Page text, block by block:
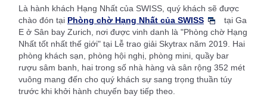
Là hành khách Hạng Nhất của SWISS, quý khách sẽ được
chào đón tại Phòng chờ Hạng Nhất của SWISS
tại Ga
E ở Sân bay Zurich, nơi được vinh danh là "Phòng chờ Hạng
Nhất tốt nhất thế giới" tại Lễ trao giải Skytrax năm 2019. Hai
phòng khách sạn, phòng hội nghị, phòng mini, quầy bar
rượu sâm banh, hai trong số nhà hàng và sân rộng 352 mét
vuông mang đến cho quý khách sự sang trọng thuần túy
trước khi khởi hành chuyến bay tiếp theo.